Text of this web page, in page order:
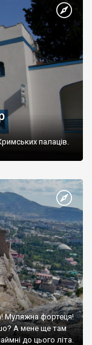
палаців.
Муляжна фортеця!
А мене ще там
до цього літа.